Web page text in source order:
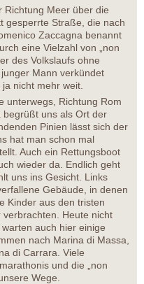
Richtung Meer über die
gesperrte Straße, die nach
Zaccagna benannt
eine Vielzahl von „non
des Volkslaufs ohne
Mann verkündet
nicht mehr weit.
unterwegs, Richtung Rom
begrüßt uns als Ort der
Pinien lässt sich der
hat man schon mal
Auch ein Rettungsboot
wieder da. Endlich geht
uns ins Gesicht. Links
Gebäude, in denen
Kinder aus den tristen
Heute nicht
auch hier einige
nach Marina di Massa,
di Carrara. Viele
und die „non
Wege.